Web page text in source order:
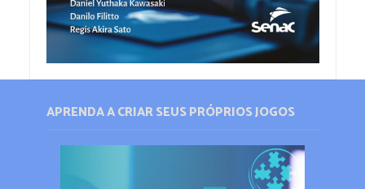
APRENDA A CRIAR SEUS PRÓPRIOS JOGOS